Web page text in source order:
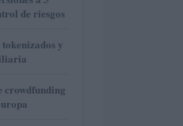
de riesgos
tokenizados y
crowdfunding